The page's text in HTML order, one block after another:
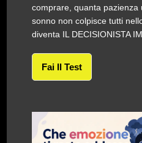
comprare, quanta pazienza
sonno non colpisce tutti
diventa IL DECISIONISTA
Fai Il Test